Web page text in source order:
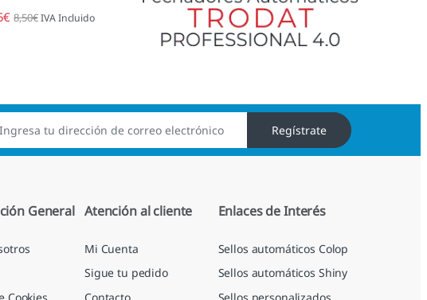
€ 8,50€ IVA Incluido
Regístrate
General Atención al cliente
Mi Cuenta
Sigue tu pedido
Enlaces de Interés
Sellos automáticos Colop
Sellos automáticos Shiny